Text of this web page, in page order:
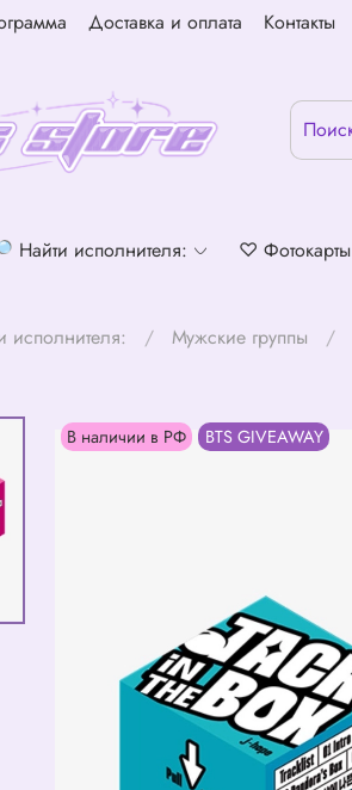
Доставка и оплата Контакты
Найти исполнителя: ♡ Фотокарты
исполнителя: Мужские группы
В наличии в РФ BTS GIVEAWAY